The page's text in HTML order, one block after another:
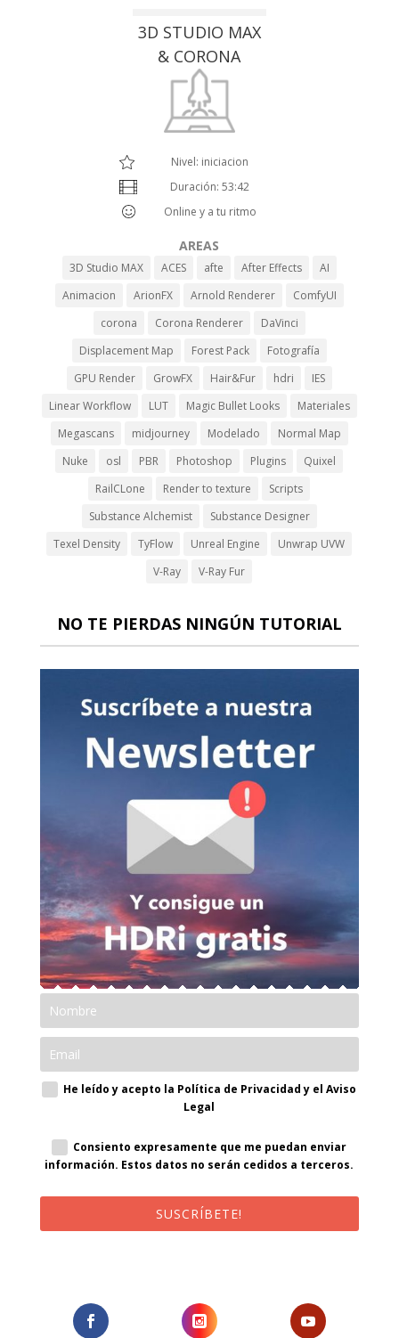
3D STUDIO MAX
& CORONA
Nivel: iniciacion
Duración: 53:42
Online y a tu ritmo
AREAS
3D Studio MAX ACES afte After Effects
AI
Animacion
ArionFX Arnold Renderer
ComfyUI
corona
Corona Renderer
DaVinci
Displacement Map
Forest Pack
Fotografía
GPU Render
GrowFX Hair&Fur hdri
IES
Linear Workflow
LUT Magic Bullet Looks
Materiales
Megascans
midjourney Modelado
Normal Map
Nuke
osl PBR Photoshop Plugins
Quixel
RailCLone
Render to texture
Scripts
Substance Alchemist
Substance Designer
Texel Density
TyFlow Unreal Engine
Unwrap UVW
V-Ray
V-Ray Fur
NO TE PIERDAS NINGÚN TUTORIAL
He leído y acepto la Política de Privacidad y el Aviso
Legal
Consiento expresamente que me puedan enviar
información. Estos datos no serán cedidos a terceros.
SUSCRÍBETE!